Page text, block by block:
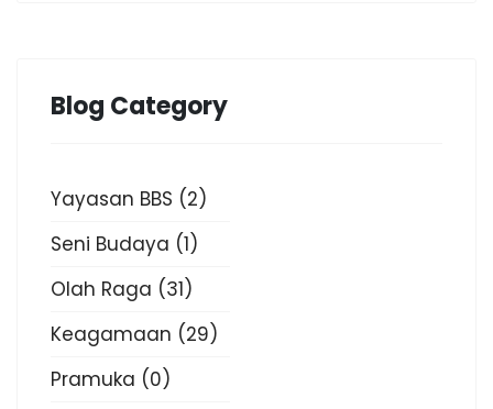
Blog Category
Yayasan BBS (2)
Seni Budaya (1)
Olah Raga (31)
Keagamaan (29)
Pramuka (0)